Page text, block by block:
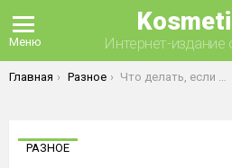
Меню Интернет-издание
Вы здесь:
Главная Разное Что делать, если ноготь впился в палец?
РАЗНОЕ